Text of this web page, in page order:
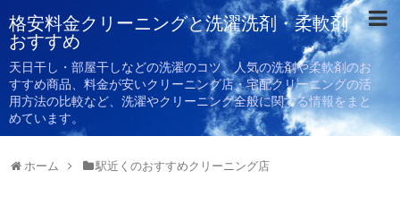
格安料金クリーニングと洗濯洗剤・柔軟剤
おすすめ
天日干し・部屋干しなどの洗濯のコツ、人気の洗剤や柔軟剤のお
すすめ商品、料金が安いクリーニング店・宅配クリーニングの活
用方法の比較など、洗濯やクリーニング全般に関する情報をまと
めています。
ホーム 駅近くのおすすめクリーニング店